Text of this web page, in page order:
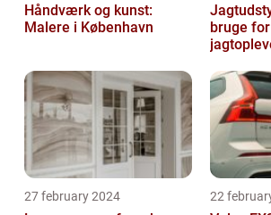
Håndværk og kunst:
Malere i København
bruge
27 february 2024 22